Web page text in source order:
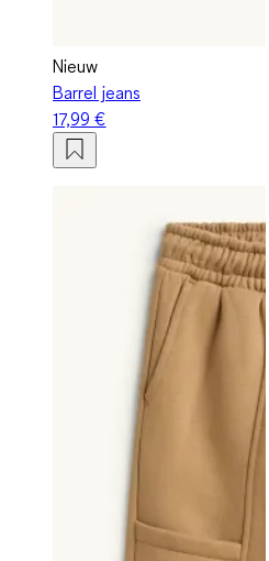
Nieuw
Barrel jeans
17,99 €